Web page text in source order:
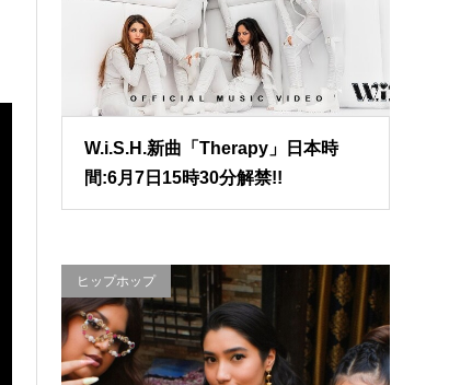
W.i.S.H.新曲「Therapy」日本時
間:6月7日15時30分解禁!!
ヒップホップ